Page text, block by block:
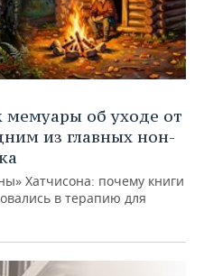
мемуары об уходе от
из главных нон-
Хатчисона: почему книги
в терапию для